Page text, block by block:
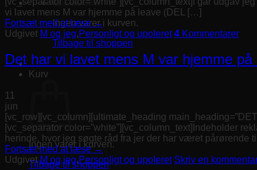
Ingen varer i kurven.
Tilbage til shoppen
Kurv
Ingen varer i kurven.
Tilbage til shoppen
vi lavet mens M var hjemme på leave (DEL […]
Fortsæt med at læse→
Udgivet M og jeg,Personligt og upoleret 4 Kommentarer
Det har vi lavet mens M var hjemme på
11
jun
[vc_row][vc_column][ultimate_heading
[vc_separator color=”white”][vc_column_text]Indeholder
herinde, hvor jeg søgte råd fra jer der har været pårørende
Fortsæt med at læse→
UdgivetM og jeg,Personligt og upoleret Skriv en